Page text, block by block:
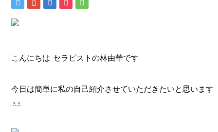
こんにちは セラピストの林由華です
今日は簡単に私の自己紹介させていただきたいと思います